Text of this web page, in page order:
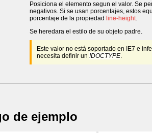
Posiciona el elemento segun el valor. Se
negativos. Si se usan porcentajes, estos
porcentaje de la propiedad line-height.
Se heredara el estilo de su objeto padre.
Este valor no está soportado en IE7 e
necesita definir un !DOCTYPE.
de ejemplo